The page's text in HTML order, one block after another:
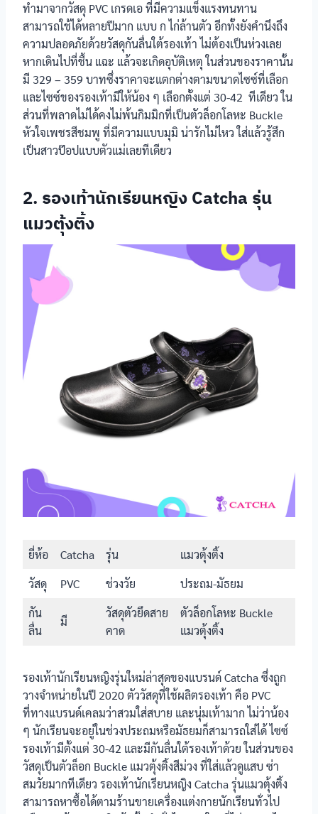
รองเท้า
นักเรียนหญิง
productnation
รองเท้า
นักเรียนหญิง
TP999
รองเท้า
นักเรียนหญิง
ทำมาจากวัสดุ PVC เกรดเอ ที่มีความแข็งแรงทนทาน
สามารถใช้ได้หลายปีมาก แบบ ก ไก่ล้านตัว อีกทั้งยังคำนึงถึง
ความปลอดภัยด้วยวัสดุกันลื่นใต้รองเท้า ไม่ต้องเป็นห่วงเลย
หากเดินไปที่ชื้น แฉะ แล้วจะเกิดอุบัติเหตุ ในส่วนของราคานั้น
มี 329 – 359 บาทซึ่งราคาจะแตกต่างตามขนาดไซซ์ที่เลือก
และไซซ์ของรองเท้ามีให้น้อง ๆ เลือกตั้งแต่ 30-42 ทีเดียว ใน
ส่วนที่พลาดไม่ได้คงไม่พ้นกิมมิกที่เป็นตัวล็อกโลหะ Buckle
หัวใจเพชรสีชมพู ที่มีความแบบมุมิ น่ารักไม่ไหว ใส่แล้วรู้สึก
เป็นสาวป๊อปแบบตัวแม่เลยทีเดียว
2. รองเท้านักเรียนหญิง Catcha รุ่น
แมวตุ้งติ้ง
ยี่ห้อ Catcha รุ่น
แมวตุ้งติ้ง
วัสดุ
PVC ช่วงวัย
ประถม-มัธยม
กัน
ลื่น
มี
วัสดุตัวยึดสาย
คาด
ตัวล็อกโลหะ Buckle
แมวตุ้งติ้ง
รองเท้านักเรียนหญิงรุ่นใหม่ล่าสุดของแบรนด์ Catcha ซึ่งถูก
วางจำหน่ายในปี 2020 ตัววัสดุที่ใช้ผลิตรองเท้า คือ PVC
ที่ทางแบรนด์เคลมว่าสวมใส่สบาย และนุ่มเท้ามาก ไม่ว่าน้อง
ๆ นักเรียนจะอยู่ในช่วงประถมหรือมัธยมก็สามารถใส่ได้ ไซซ์
รองเท้ามีตั้งแต่ 30-42 และมีกันลื่นใต้รองเท้าด้วย ในส่วนของ
วัสดุเป็นตัวล็อก Buckle แมวตุ้งติ้งสีม่วง ที่ใส่แล้วดูแสบ ซ่า
สมวัยมากทีเดียว รองเท้านักเรียนหญิง Catcha รุ่นแมวตุ้งติ้ง
สามารถหาซื้อได้ตามร้านขายเครื่องแต่งกายนักเรียนทั่วไป